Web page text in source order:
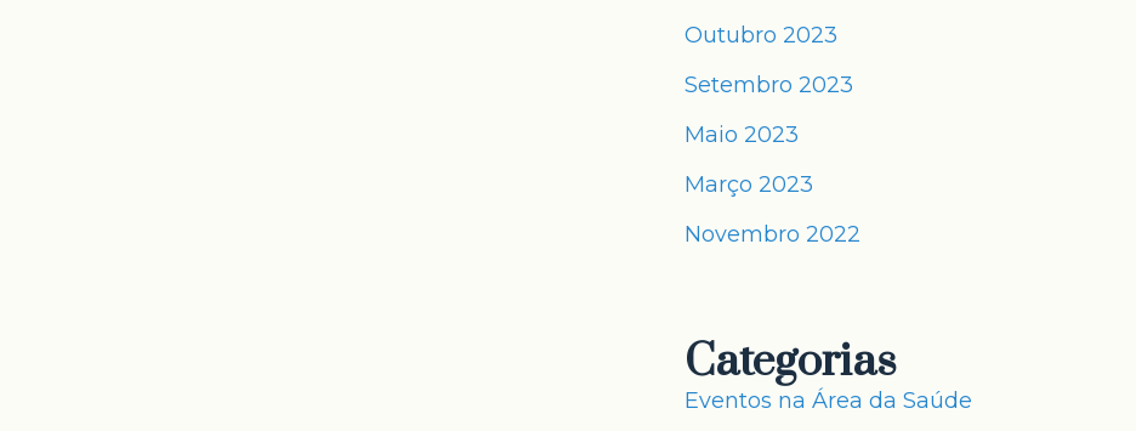
Outubro 2023
Setembro 2023
Maio 2023
Março 2023
Novembro 2022
Categorias
Eventos na Área da Saúde